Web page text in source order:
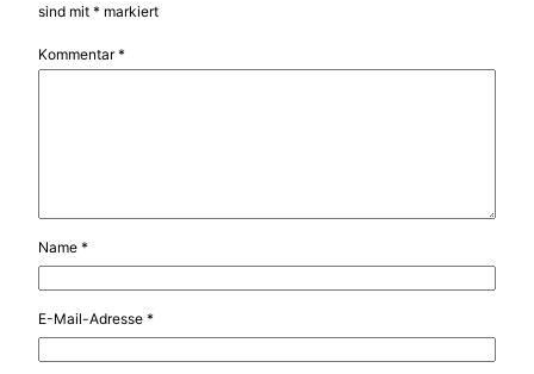
sind mit * markiert
Kommentar*
Name *
E-Mail-Adresse *